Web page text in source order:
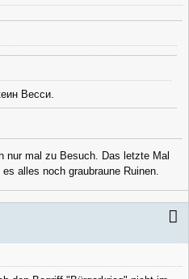
Весси.
nur mal zu Besuch. Das letzte Mal
alles noch graubraune Ruinen.